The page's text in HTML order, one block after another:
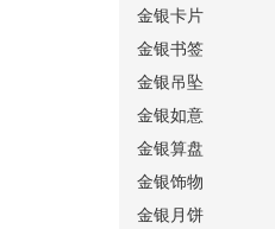
金银卡片
金银书签
金银吊坠
金银如意
金银算盘
金银饰物
金银月饼